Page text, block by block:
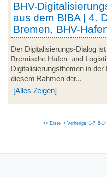
BHV-
aus dem BIBA | 4.
Bremen, BHV-
Der Digitalisierungs-Dialog
Bremische Hafen- und
Digitalisierungsthemen in
diesem Rahmen der...
[Alles Zeigen]
<< Erste < Vorherige 1-7 8-14